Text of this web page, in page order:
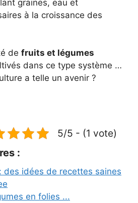
graines, eau et
à la croissance des
de fruits et légumes
dans ce type système …
a telle un avenir ?
5/5 - (1 vote)
:
des idées de recettes saines
en folies ...